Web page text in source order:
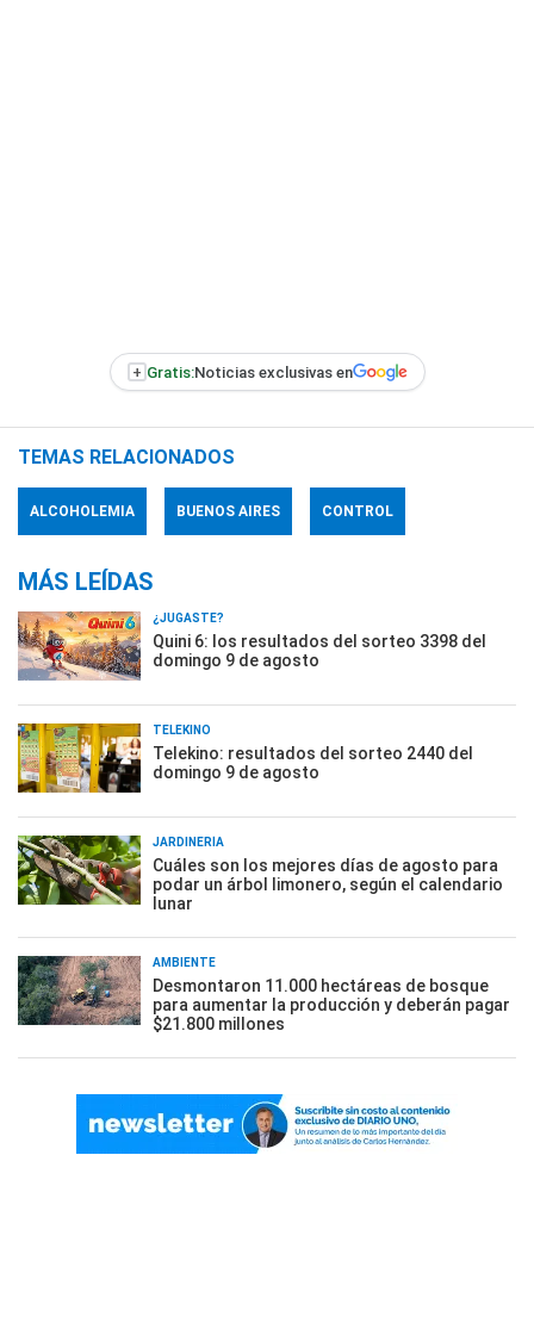
+ Gratis:Noticias exclusivas en
TEMAS RELACIONADOS
ALCOHOLEMIA BUENOS AIRES CONTROL
MÁS LEÍDAS
¿JUGASTE?
Quini 6: los resultados del sorteo 3398 del
domingo 9 de agosto
TELEKINO
Telekino: resultados del sorteo 2440 del
domingo 9 de agosto
JARDINERÍA
Cuáles son los mejores días de agosto para
podar un árbol limonero, según el calendario
lunar
AMBIENTE
Desmontaron 11.000 hectáreas de bosque
para aumentar la producción y deberán pagar
$21.800 millones